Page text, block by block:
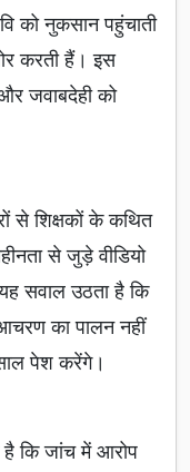
को नुकसान पहुंचाती
करती हैं। इस
जवाबदेही को
से शिक्षकों के कथित
से जुड़े वीडियो
सवाल उठता है कि
का पालन नहीं
पेश करेंगे।
है कि जांच में आरोप